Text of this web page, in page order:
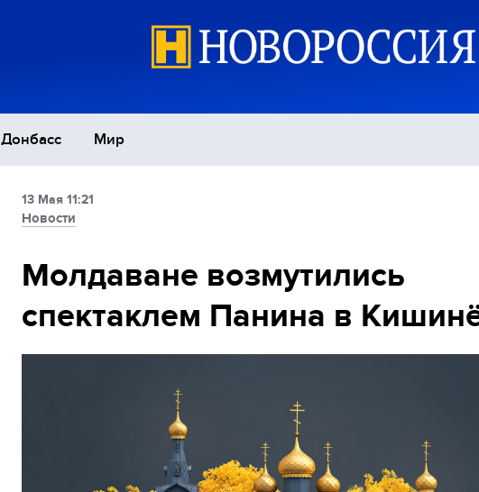
Донбасс Мир
Экономика
Спорт
13 Мая 11:21
Новости
Молдаване возмутились
спектаклем Панина в